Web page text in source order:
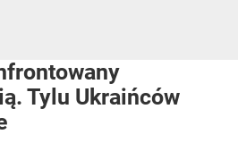
Tylu Ukraińców